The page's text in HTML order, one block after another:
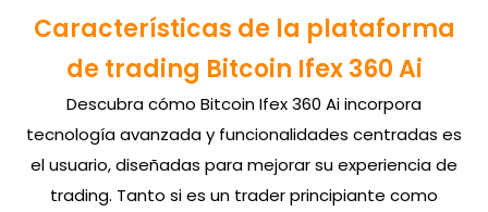
Características de la plataforma
de trading Bitcoin Ifex 360 Ai
Descubra cómo Bitcoin Ifex 360 Ai incorpora
tecnología avanzada y funcionalidades centradas es
el usuario, diseñadas para mejorar su experiencia de
trading. Tanto si es un trader principiante como